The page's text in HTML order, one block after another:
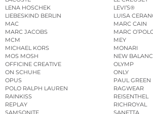
LENA HOSCHEK
LEVI’S®
LIEBESKIND BERLIN
LUISA
MAC
MARC CAIN
MARC JACOBS
MARC
MCM
MEY
MICHAEL KORS
MONARI
MOS MOSH
NEW
OFFICINE CREATIVE
OLYMP
ON SCHUHE
ONLY
OPUS
PAUL GREEN
POLO RALPH LAUREN
RAGWEAR
RAINKISS
REISENTHEL
REPLAY
RICHROYAL
SAMSONITE
SANETTA